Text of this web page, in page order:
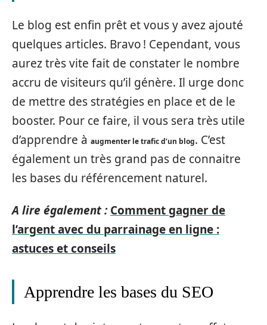
Le blog est enfin prêt et vous y avez ajouté
quelques articles. Bravo ! Cependant, vous
aurez très vite fait de constater le nombre
accru de visiteurs qu’il génère. Il urge donc
de mettre des stratégies en place et de le
booster. Pour ce faire, il vous sera très utile
d’apprendre à augmenter le trafic d’un blog. C’est
également un très grand pas de connaitre
les bases du référencement naturel.
A lire également : Comment gagner de
l’argent avec du parrainage en ligne :
astuces et conseils
Apprendre les bases du SEO